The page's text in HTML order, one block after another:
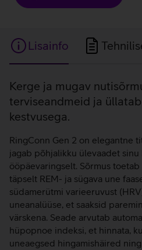
Lisainfo
Lisainfo
Kerge ja mugav
terviseandmeid ja
kestvusega.
RingConn Gen 2 on elegantne
jagab põhjalikku ülevaadet sinu
ööpäevaringselt. Sõrmus
täpselt REM- ja sügava une
südamerütmi varieeruvust
uneanalüüse, et saaksid
värskena. Seade arvutab
hüpopnoe indeksi, et hinnata,
uneaegsed hingamishäired